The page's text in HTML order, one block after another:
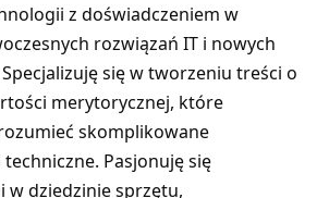
z doświadczeniem w
rozwiązań IT i nowych
się w tworzeniu treści o
merytorycznej, które
skomplikowane
Pasjonuję się
w dziedzinie sprzętu,